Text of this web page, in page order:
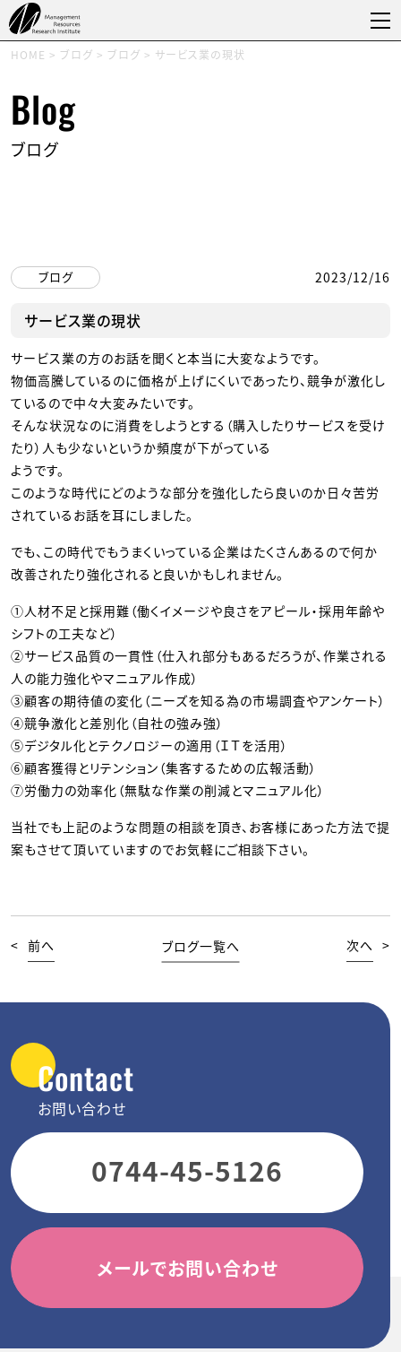
HOME > ブログ > ブログ > サービス業の現状
Blog
ブログ
ブログ 2023/12/16
サービス業の現状
サービス業の方のお話を聞くと本当に大変なようです。
物価高騰しているのに価格が上げにくいであったり、競争が激化し
ているので中々大変みたいです。
そんな状況なのに消費をしようとする（購入したりサービスを受け
たり）人も少ないというか頻度が下がっている
ようです。
このような時代にどのような部分を強化したら良いのか日々苦労
されているお話を耳にしました。
でも、この時代でもうまくいっている企業はたくさんあるので何か
改善されたり強化されると良いかもしれません。
①人材不足と採用難（働くイメージや良さをアピール・採用年齢や
シフトの工夫など）
②サービス品質の一貫性（仕入れ部分もあるだろうが、作業される
人の能力強化やマニュアル作成）
③顧客の期待値の変化（ニーズを知る為の市場調査やアンケート）
④競争激化と差別化（自社の強み強）
⑤デジタル化とテクノロジーの適用（ＩＴを活用）
⑥顧客獲得とリテンション（集客するための広報活動）
⑦労働力の効率化（無駄な作業の削減とマニュアル化）
当社でも上記のような問題の相談を頂き、お客様にあった方法で提
案もさせて頂いていますのでお気軽にご相談下さい。
< 前へ 次へ >
ブログ一覧へ
Contact
お問い合わせ
0744-45-5126
メールでお問い合わせ